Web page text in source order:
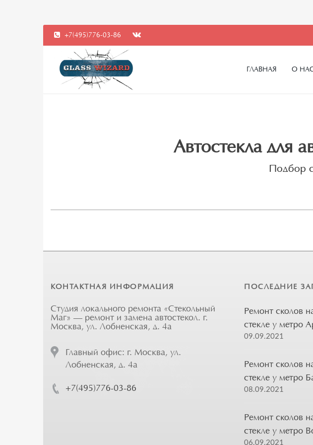
+7(495)776-03-86
ГЛАВНАЯ О
Автостекла для
Подбор
КОНТАКТНАЯ ИНФОРМАЦИЯ
Студия локального ремонта «Стекольный
Маг» — ремонт и замена автостекол. г.
Москва, ул. Лобненская, д. 4а
Главный офис: г. Москва, ул.
Лобненская, д. 4а
+7(495)776-03-86
ПОСЛЕДНИЕ
Ремонт сколов
стекле у метро
09.09.2021
Ремонт сколов
стекле у метро
08.09.2021
Ремонт сколов
стекле у метро
06.09.2021